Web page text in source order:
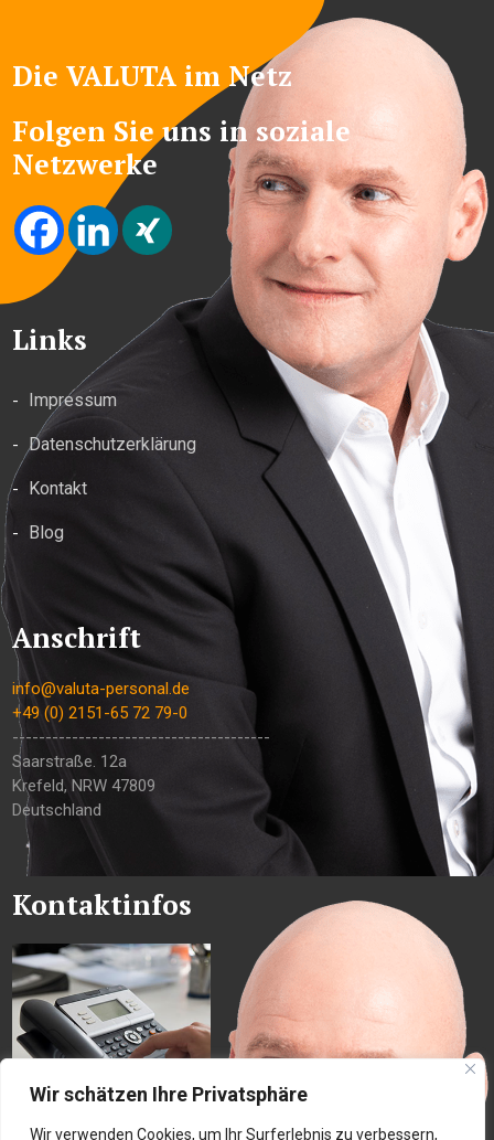
Wir schätzen Ihre Privatsphäre
Wir verwenden Cookies, um Ihr Surferlebnis zu verbessern,
Die VALUTA im Netz
Folgen Sie uns in soziale
Netzwerke
Links
Impressum
Datenschutzerklärung
Kontakt
Blog
Anschrift
info@valuta-personal.de
+49 (0) 2151-65 72 79-0
---------------------------------------
Saarstraße. 12a
Krefeld,NRW 47809
Deutschland
Kontaktinfos